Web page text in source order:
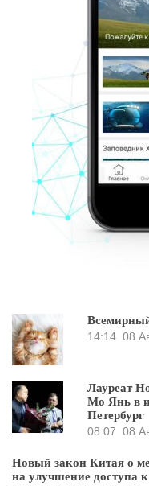
14:14 08
Лауреат
Мо Янь в
Петербург
08:07 08
Новый закон Китая о
на улучшение доступа